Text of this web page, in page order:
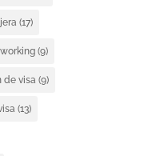
(17)
(9)
de visa (9)
(13)